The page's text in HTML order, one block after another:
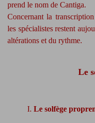
prend le nom de Cantiga.
Concernant la
les spécialistes restent
altérations et du rythme.
Le
I. Le solfège